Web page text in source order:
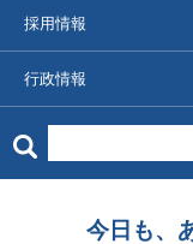
採用情報
行政情報
今日も、